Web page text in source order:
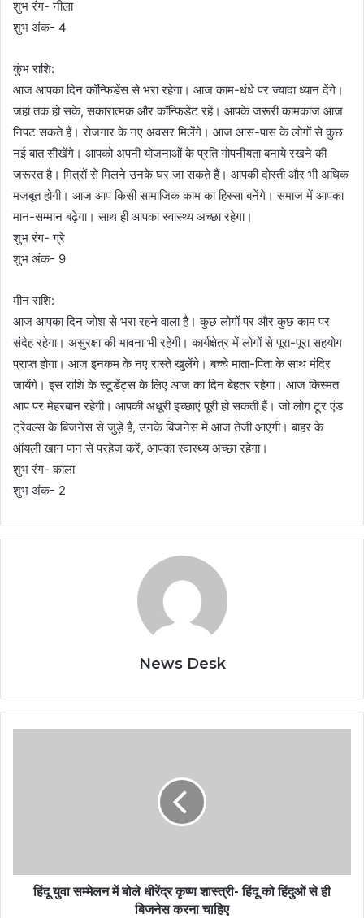
शुभ रंग- नीला
शुभ अंक- 4
कुंभ राशि:
आज आपका दिन कॉन्फिडेंस से भरा रहेगा। आज काम-धंधे पर ज्यादा ध्यान देंगे।
जहां तक हो सके, सकारात्मक और कॉन्फिडेंट रहें। आपके जरूरी कामकाज आज
निपट सकते हैं। रोजगार के नए अवसर मिलेंगे। आज आस-पास के लोगों से कुछ
नई बात सीखेंगे। आपको अपनी योजनाओं के प्रति गोपनीयता बनाये रखने की
जरूरत है। मित्रों से मिलने उनके घर जा सकते हैं। आपकी दोस्ती और भी अधिक
मजबूत होगी। आज आप किसी सामाजिक काम का हिस्सा बनेंगे। समाज में आपका
मान-सम्मान बढ़ेगा। साथ ही आपका स्वास्थ्य अच्छा रहेगा।
शुभ रंग- ग्रे
शुभ अंक- 9
मीन राशि:
आज आपका दिन जोश से भरा रहने वाला है। कुछ लोगों पर और कुछ काम पर
संदेह रहेगा। असुरक्षा की भावना भी रहेगी। कार्यक्षेत्र में लोगों से पूरा-पूरा सहयोग
प्राप्त होगा। आज इनकम के नए रास्ते खुलेंगे। बच्चे माता-पिता के साथ मंदिर
जायेंगे। इस राशि के स्टूडेंट्स के लिए आज का दिन बेहतर रहेगा। आज किस्मत
आप पर मेहरबान रहेगी। आपकी अधूरी इच्छाएं पूरी हो सकती हैं। जो लोग टूर एंड
ट्रेवल्स के बिजनेस से जुड़े हैं, उनके बिजनेस में आज तेजी आएगी। बाहर के
ऑयली खान पान से परहेज करें, आपका स्वास्थ्य अच्छा रहेगा।
शुभ रंग- काला
शुभ अंक- 2
News Desk
हिंदू युवा सम्मेलन में बोले धीरेंद्र कृष्ण शास्त्री- हिंदू को हिंदुओं से ही
बिजनेस करना चाहिए